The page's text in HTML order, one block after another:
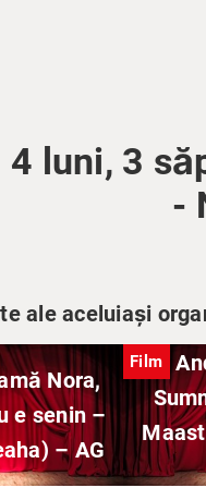
4 luni, 3
-
ale aceluiași
Nora,
e senin –
– AG
Film